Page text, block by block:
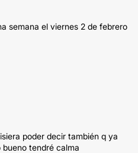
semana el viernes 2 de febrero
poder decir también q ya
tendré calma